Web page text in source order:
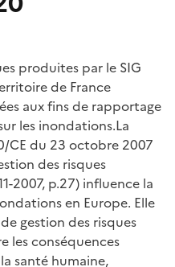
produites par le SIG
de France
aux fins de rapportage
les inondations.La
CE du 23 octobre 2007
des risques
2007, p.27) influence la
en Europe. Elle
gestion des risques
les conséquences
santé humaine,